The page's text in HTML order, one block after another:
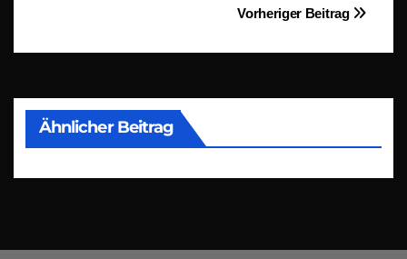
Beitragsnavigation
Vorheriger Beitrag
Ähnlicher Beitrag